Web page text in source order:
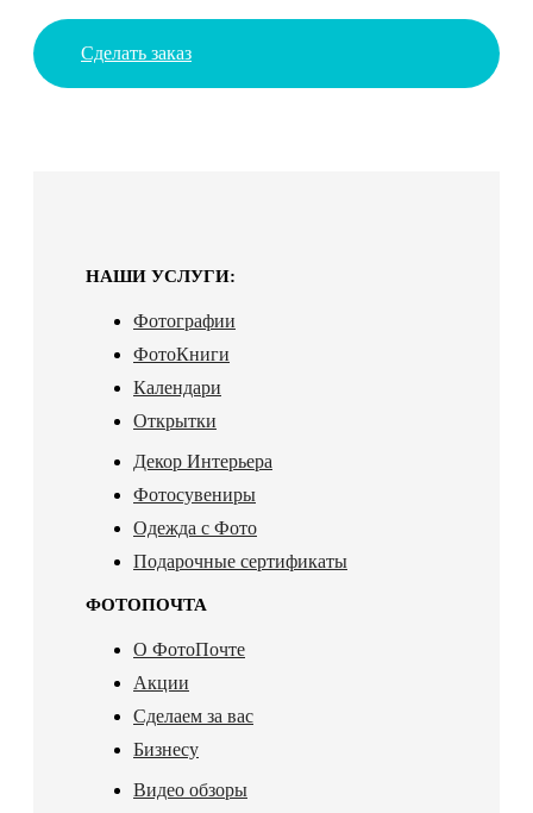
Сделать заказ
НАШИ УСЛУГИ:
Фотографии
ФотоКниги
Календари
Открытки
Декор Интерьера
Фотосувениры
Одежда с Фото
Подарочные сертификаты
ФОТОПОЧТА
О ФотоПочте
Акции
Сделаем за вас
Бизнесу
Видео обзоры